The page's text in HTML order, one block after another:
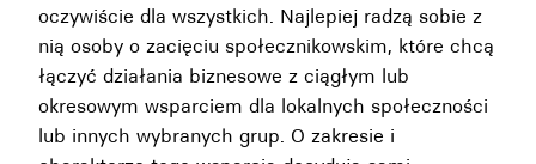
oczywiście dla wszystkich. Najlepiej radzą sobie z
nią osoby o zacięciu społecznikowskim, które chcą
łączyć działania biznesowe z ciągłym lub
okresowym wsparciem dla lokalnych społeczności
lub innych wybranych grup. O zakresie i